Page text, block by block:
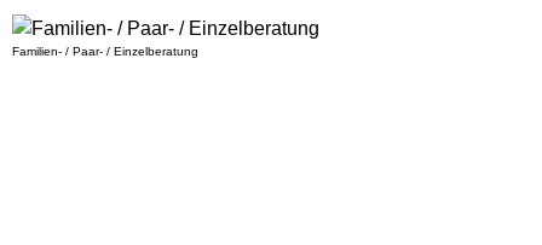
Familien- / Paar- / Einzelberatung